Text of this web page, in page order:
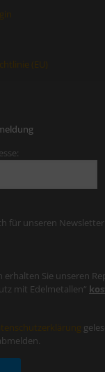
(EU)
für unseren Newsletter
erhalten Sie unseren
mit Edelmetallen“